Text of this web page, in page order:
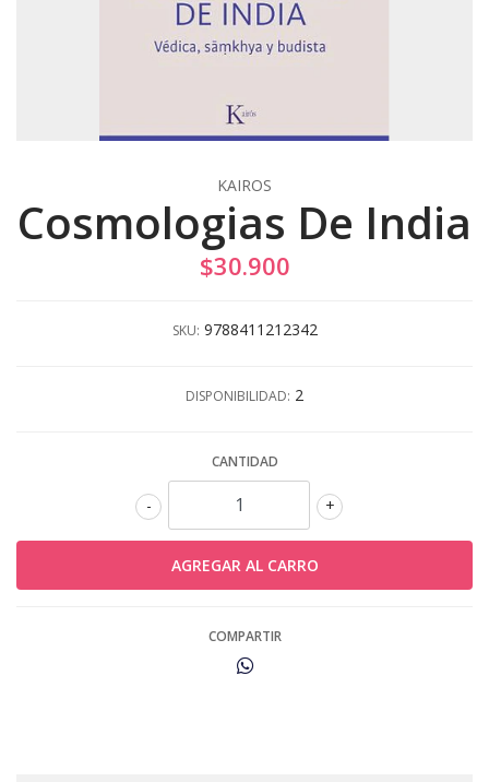
KAIROS
Cosmologias De India
$30.900
SKU: 9788411212342
DISPONIBILIDAD: 2
CANTIDAD
+
-
COMPARTIR